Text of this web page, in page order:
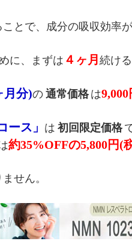
とで、成分の吸収効率が
に、まずは ４ヶ月 続け
月分)の 通常価格 は
ース」 は 初回限定価格
約35%OFFの5,800円(
せん。